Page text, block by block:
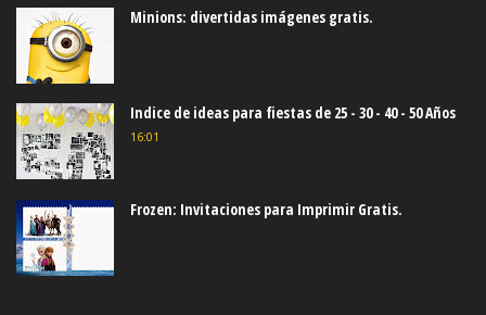
Minions: divertidas imágenes gratis.
Indice de ideas para fiestas de 25 - 30 - 40 - 50 Años
16:01
Frozen: Invitaciones para Imprimir Gratis.